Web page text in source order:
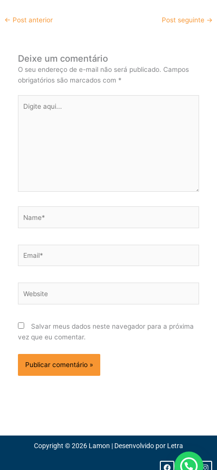
← Post anterior Post seguinte →
Deixe um comentário
O seu endereço de e-mail não será publicado. Campos
obrigatórios são marcados com *
aqui...
Salvar meus dados neste navegador para a próxima
vez que eu comentar.
Copyright © 2026 Lamon | Desenvolvido por Letra
F L I